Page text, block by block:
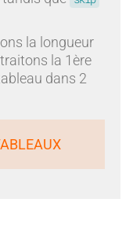
la longueur
la 1ère
dans 2